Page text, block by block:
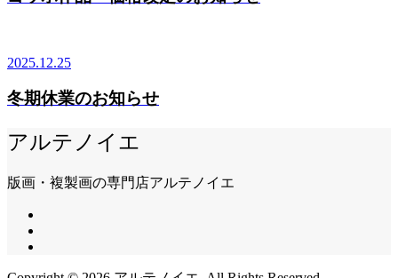
2025.12.25
冬期休業のお知らせ
アルテノイエ
版画・複製画の専門店アルテノイエ